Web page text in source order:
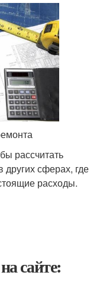
рассчитать
других сферах, где
расходы.
сайте: